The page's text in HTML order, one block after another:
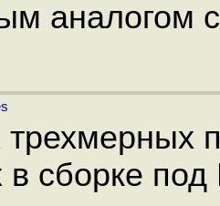
аналогом
в сборке под